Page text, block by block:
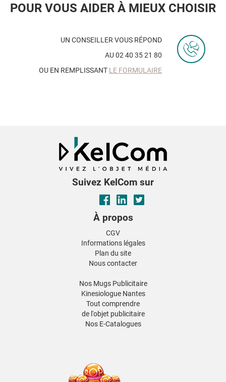
POUR VOUS AIDER À MIEUX CHOISIR
UN CONSEILLER VOUS RÉPOND
AU 02 40 35 21 80
OU EN REMPLISSANT LE FORMULAIRE
Suivez KelCom sur
À propos
CGV
Informations légales
Plan du site
Nous contacter
Nos Mugs Publicitaire
Kinesiologue Nantes
Tout comprendre
de l'objet publicitaire
Nos E-Catalogues